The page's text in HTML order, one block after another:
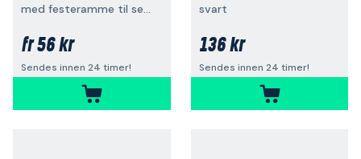
med festeramme til serie S1/B3/B7
fr56 kr
Sendes innen 24 timer!
svart
136 kr
Sendes innen 24 timer!